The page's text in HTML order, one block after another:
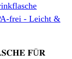
frei - Leicht &
𝐅Ü𝐑